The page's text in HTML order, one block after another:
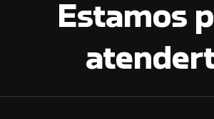
Estamos